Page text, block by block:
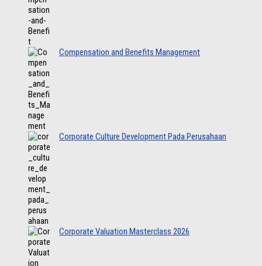
Compensation and Benefits Management
Corporate Culture Development Pada Perusahaan
Corporate Valuation Masterclass 2026